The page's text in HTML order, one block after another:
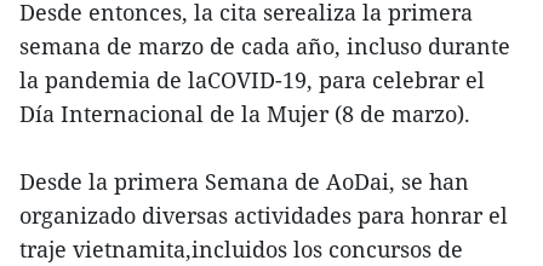
Desde entonces, la cita serealiza la primera
semana de marzo de cada año, incluso durante
la pandemia de laCOVID-19, para celebrar el
Día Internacional de la Mujer (8 de marzo).
Desde la primera Semana de AoDai, se han
organizado diversas actividades para honrar el
traje vietnamita,incluidos los concursos de